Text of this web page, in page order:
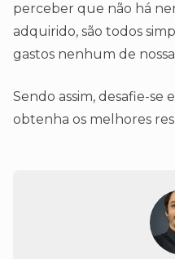
perceber que não há
adquirido, são todos
gastos nenhum de
Sendo assim, desafie-se
obtenha os melhores